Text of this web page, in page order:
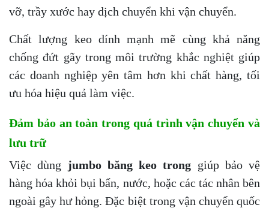
vỡ, trầy xước hay dịch chuyển khi vận chuyển.
Chất lượng keo dính mạnh mẽ cùng khả năng
chống đứt gãy trong môi trường khắc nghiệt giúp
các doanh nghiệp yên tâm hơn khi chất hàng, tối
ưu hóa hiệu quả làm việc.
Đảm bảo an toàn trong quá trình vận chuyển và
lưu trữ
Việc dùng jumbo băng keo trong giúp bảo vệ
hàng hóa khỏi bụi bẩn, nước, hoặc các tác nhân bên
ngoài gây hư hỏng. Đặc biệt trong vận chuyển quốc